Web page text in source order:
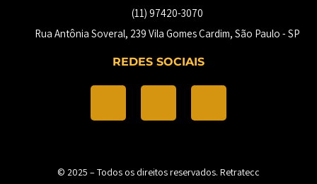
(11) 97420-3070
Rua Antônia Soveral, 239 Vila Gomes Cardim, São Paulo - SP​
REDES SOCIAIS
© 2025 – Todos os direitos reservados. Retratecc